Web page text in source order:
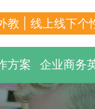
教 | 线上线下个
方案 企业商务